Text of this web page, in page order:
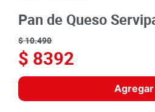
Pan de Queso
$ 8392
$10.490
Agregar